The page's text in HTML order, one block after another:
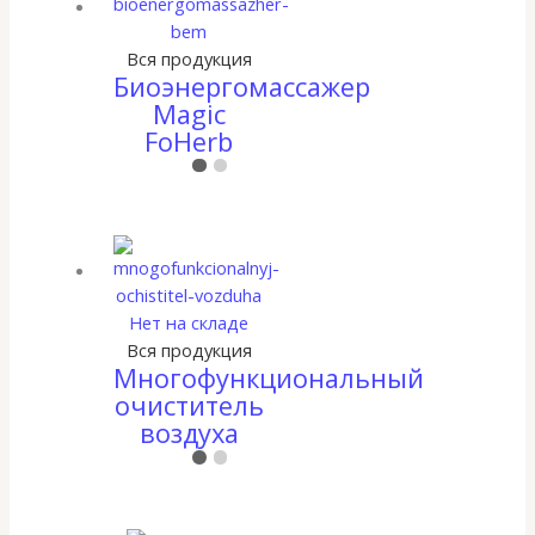
Вся продукция
Биоэнергомассажер
Magic
FoHerb
Нет на складе
Вся продукция
Многофункциональный
очиститель
воздуха